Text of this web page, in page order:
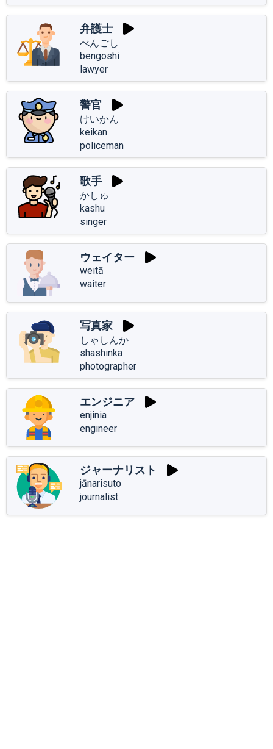
弁護士
べんごし
bengoshi
lawyer
警官
けいかん
keikan
policeman
歌手
かしゅ
kashu
singer
ウェイター
weitā
waiter
写真家
しゃしんか
shashinka
photographer
エンジニア
enjinia
engineer
ジャーナリスト
jānarisuto
journalist